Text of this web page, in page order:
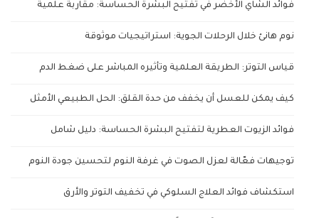
فوائد الشاي الأخضر في تفتيح البشرة الحساسة: مقاربة علمية
نوم هانئ خلال الرحلات الجوية: استراتيجيات موثوقة
قياس التوتر: الطريقة العلمية وتأثيره المباشر على ضغط الدم
كيف يمكن للعسل أن يخفف من حدة القلق: الحل الطبيعي الأمثل
فوائد الزيوت العطرية لتفتيح البشرة الحساسة: دليل شامل
توجيهات فعّالة لعزل الصوت في غرفة النوم لتحسين جودة النوم
استكشاف فوائد العلاج السلوكي في تخفيف التوتر والأرق